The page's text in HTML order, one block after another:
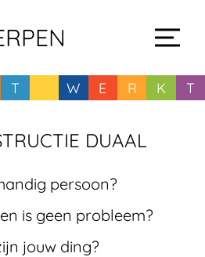
T W E R K T
DUAAL
persoon?
is geen probleem?
jouw ding?